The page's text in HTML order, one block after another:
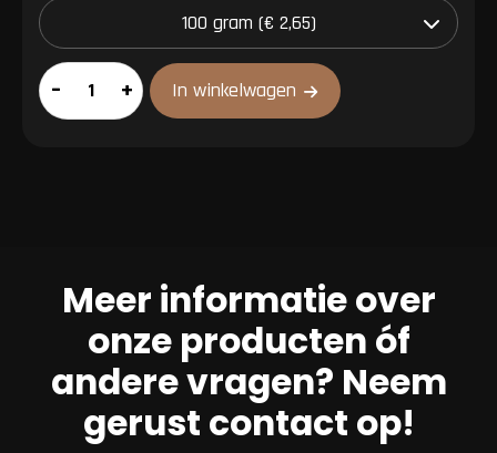
Spareribs
gebraden
– + In winkelwagen
Meer informatie over
onze producten óf
andere vragen? Neem
gerust contact op!